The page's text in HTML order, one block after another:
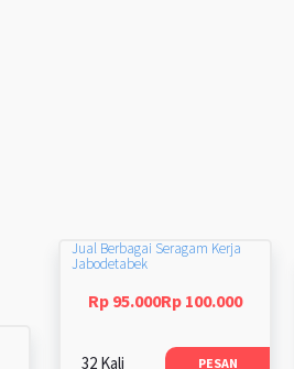
Jual Berbagai Seragam Kerja
Jabodetabek
Rp 95.000Rp 100.000
32 Kali PESAN